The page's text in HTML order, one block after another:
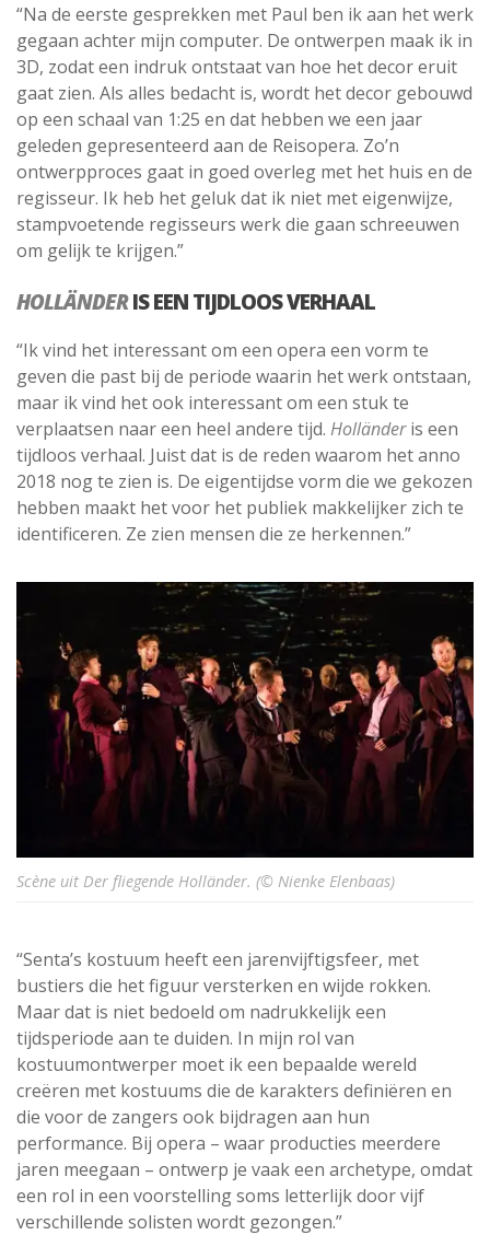
“Na de eerste gesprekken met Paul ben ik aan het werk
gegaan achter mijn computer. De ontwerpen maak ik in
3D, zodat een indruk ontstaat van hoe het decor eruit
gaat zien. Als alles bedacht is, wordt het decor gebouwd
op een schaal van 1:25 en dat hebben we een jaar
geleden gepresenteerd aan de Reisopera. Zo’n
ontwerpproces gaat in goed overleg met het huis en de
regisseur. Ik heb het geluk dat ik niet met eigenwijze,
stampvoetende regisseurs werk die gaan schreeuwen
om gelijk te krijgen.”
HOLLÄNDERIS EEN TIJDLOOS VERHAAL
“Ik vind het interessant om een opera een vorm te
geven die past bij de periode waarin het werk ontstaan,
maar ik vind het ook interessant om een stuk te
verplaatsen naar een heel andere tijd. Holländeris een
tijdloos verhaal. Juist dat is de reden waarom het anno
2018 nog te zien is. De eigentijdse vorm die we gekozen
hebben maakt het voor het publiek makkelijker zich te
identificeren. Ze zien mensen die ze herkennen.”
Scène uit Der fliegende Holländer. (© Nienke Elenbaas)
“Senta’s kostuum heeft een jarenvijftigsfeer, met
bustiers die het figuur versterken en wijde rokken.
Maar dat is niet bedoeld om nadrukkelijk een
tijdsperiode aan te duiden. In mijn rol van
kostuumontwerper moet ik een bepaalde wereld
creëren met kostuums die de karakters definiëren en
die voor de zangers ook bijdragen aan hun
performance. Bij opera – waar producties meerdere
jaren meegaan – ontwerp je vaak een archetype, omdat
een rol in een voorstelling soms letterlijk door vijf
verschillende solisten wordt gezongen.”